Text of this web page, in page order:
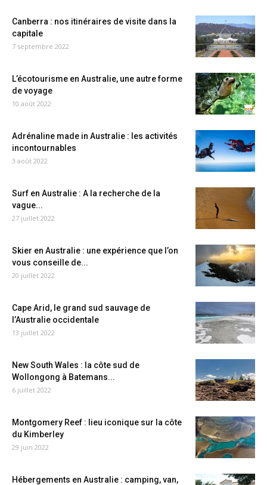
Canberra : nos itinéraires de visite dans la
capitale
7 septembre 2022
L’écotourisme en Australie, une autre forme
de voyage
10 août 2022
Adrénaline made in Australie : les activités
incontournables
3 août 2022
Surf en Australie : A la recherche de la
vague...
27 juillet 2022
Skier en Australie : une expérience que l’on
vous conseille de...
20 juillet 2022
Cape Arid, le grand sud sauvage de
l’Australie occidentale
13 juillet 2022
New South Wales : la côte sud de
Wollongong à Batemans...
6 juillet 2022
Montgomery Reef : lieu iconique sur la côte
du Kimberley
29 juin 2022
Hébergements en Australie : camping, van,